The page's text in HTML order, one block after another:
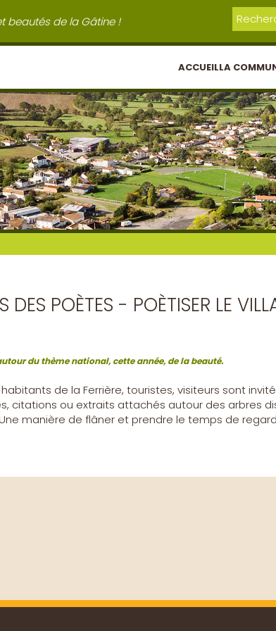
beautés de la Gâtine !
ACCUEILLA
DES POÈTES - POÈTISER LE
du thème national, cette année, de la beauté.
de la Ferrière, touristes, visiteurs sont
citations ou extraits attachés autour des arbres
manière de flâner et prendre le temps de